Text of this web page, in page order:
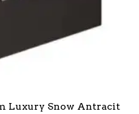
Luxury Snow Antracit